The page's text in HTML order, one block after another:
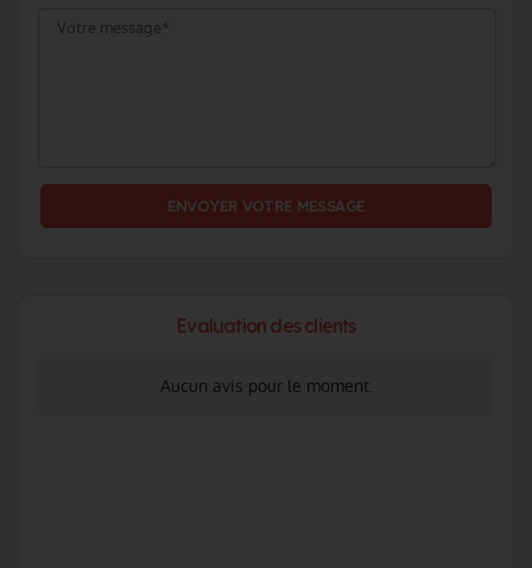
Evaluation des clients
Aucun avis pour le moment.